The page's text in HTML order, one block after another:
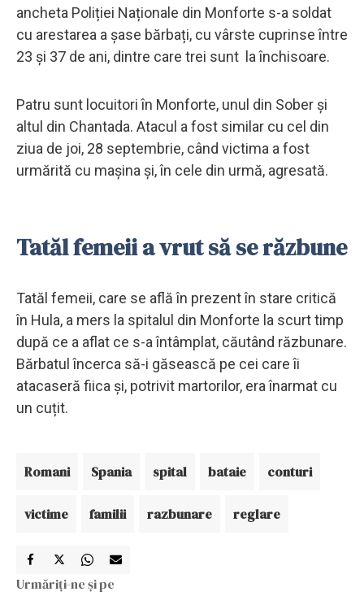
ancheta Poliției Naționale din Monforte s-a soldat
cu arestarea a șase bărbați, cu vârste cuprinse între
23 și 37 de ani, dintre care trei sunt la închisoare.
Patru sunt locuitori în Monforte, unul din Sober și
altul din Chantada. Atacul a fost similar cu cel din
ziua de joi, 28 septembrie, când victima a fost
urmărită cu mașina și, în cele din urmă, agresată.
Tatăl femeii a vrut să se răzbune
Tatăl femeii, care se află în prezent în stare critică
în Hula, a mers la spitalul din Monforte la scurt timp
după ce a aflat ce s-a întâmplat, căutând răzbunare.
Bărbatul încerca să-i găsească pe cei care îi
atacaseră fiica și, potrivit martorilor, era înarmat cu
un cuțit.
Romani Spania spital bataie conturi
victime familii razbunare reglare
Urmăriți-ne și pe